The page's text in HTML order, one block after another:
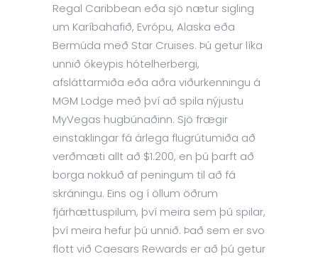
Regal Caribbean eða sjö nætur sigling
um Karíbahafið, Evrópu, Alaska eða
Bermúda með Star Cruises. Þú getur líka
unnið ókeypis hótelherbergi,
afsláttarmiða eða aðra viðurkenningu á
MGM Lodge með því að spila nýjustu
MyVegas hugbúnaðinn. Sjö frægir
einstaklingar fá árlega flugrútumiða að
verðmæti allt að $1.200, en þú þarft að
borga nokkuð af peningum til að fá
skráningu. Eins og í öllum öðrum
fjárhættuspilum, því meira sem þú spilar,
því meira hefur þú unnið. Það sem er svo
flott við Caesars Rewards er að þú getur